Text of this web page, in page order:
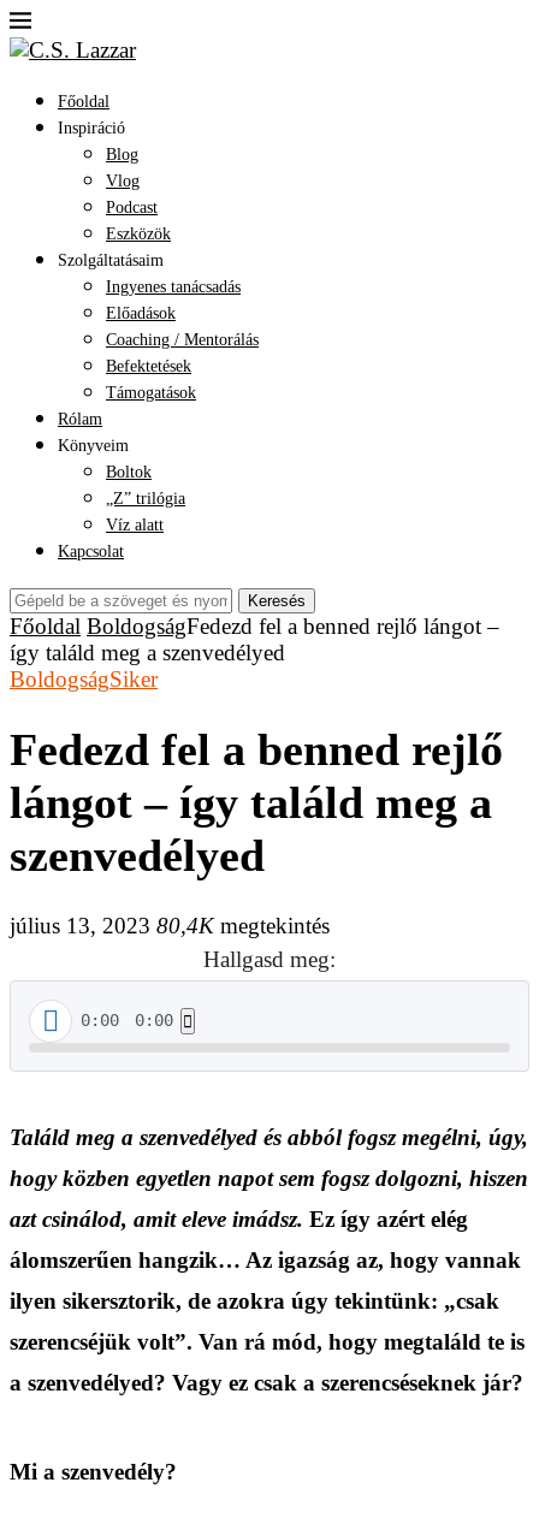
Főoldal
Inspiráció
Blog
Vlog
Podcast
Eszközök
Szolgáltatásaim
Ingyenes tanácsadás
Előadások
Coaching / Mentorálás
Befektetések
Támogatások
Rólam
Könyveim
Boltok
„Z” trilógia
Víz alatt
Kapcsolat
Keresés
Főoldal BoldogságFedezd fel a benned rejlő lángot –
így találd meg a szenvedélyed
BoldogságSiker
Fedezd fel a benned rejlő
lángot – így találd meg a
szenvedélyed
július 13, 2023 80,4Kmegtekintés
Hallgasd meg:
0:00 0:00
Találd meg a szenvedélyed és abból fogsz megélni, úgy,
hogy közben egyetlen napot sem fogsz dolgozni, hiszen
azt csinálod, amit eleve imádsz. Ez így azért elég
álomszerűen hangzik… Az igazság az, hogy vannak
ilyen sikersztorik, de azokra úgy tekintünk: „csak
szerencséjük volt”. Van rá mód, hogy megtaláld te is
a szenvedélyed? Vagy ez csak a szerencséseknek jár?
Mi a szenvedély?